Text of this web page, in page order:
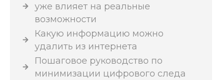
уже влияет на реальные
возможности
Какую информацию можно
удалить из интернета
Пошаговое руководство по
минимизации цифрового следа